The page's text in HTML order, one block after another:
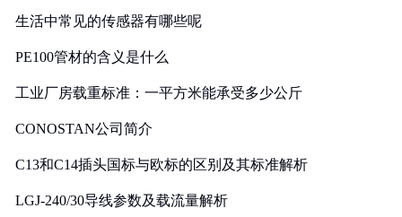
生活中常见的传感器有哪些呢
PE100管材的含义是什么
工业厂房载重标准：一平方米能承受多少公斤
CONOSTAN公司简介
C13和C14插头国标与欧标的区别及其标准解析
LGJ-240/30导线参数及载流量解析